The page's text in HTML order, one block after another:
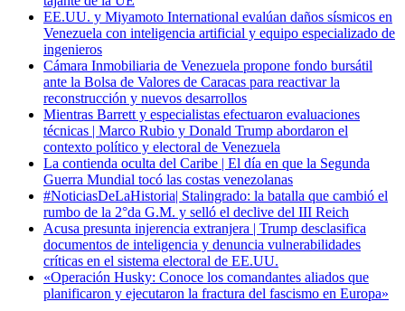
EE.UU. y Miyamoto International evalúan daños sísmicos en
Venezuela con inteligencia artificial y equipo especializado de
ingenieros
Cámara Inmobiliaria de Venezuela propone fondo bursátil
ante la Bolsa de Valores de Caracas para reactivar la
reconstrucción y nuevos desarrollos
Mientras Barrett y especialistas efectuaron evaluaciones
técnicas | Marco Rubio y Donald Trump abordaron el
contexto político y electoral de Venezuela
La contienda oculta del Caribe | El día en que la Segunda
Guerra Mundial tocó las costas venezolanas
#NoticiasDeLaHistoria| Stalingrado: la batalla que cambió el
rumbo de la 2°da G.M. y selló el declive del III Reich
Acusa presunta injerencia extranjera | Trump desclasifica
documentos de inteligencia y denuncia vulnerabilidades
críticas en el sistema electoral de EE.UU.
«Operación Husky: Conoce los comandantes aliados que
planificaron y ejecutaron la fractura del fascismo en Europa»